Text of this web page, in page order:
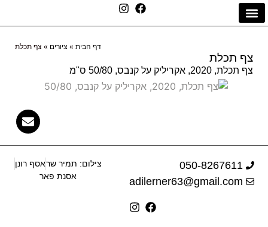
דף הבית » ציורים » צף תכלת
צף תכלת
צף תכלת, 2020, אקריליק על קנבס, 50/80 ס"מ
050-8267611
adilerner63@gmail.com
צילום: תמיר שראסף רונן
אסנת פאר